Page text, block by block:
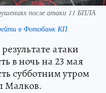
после атаки 11 БПЛА
в Фотобанк КП
атаки
в ночь на 23 мая
субботним утром
Малков.